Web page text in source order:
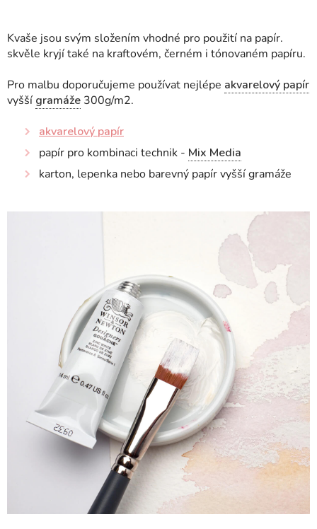
Kvaše jsou svým složením vhodné pro použití na papír.
skvěle kryjí také na kraftovém, černém i tónovaném papíru.
Pro malbu doporučujeme používat nejlépe akvarelový papír
vyšší gramáže 300g/m2.
akvarelový papír
papír pro kombinaci technik - Mix Media
karton, lepenka nebo barevný papír vyšší gramáže